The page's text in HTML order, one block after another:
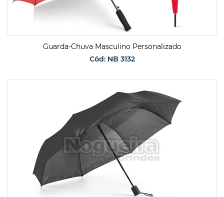
Guarda-Chuva Masculino Personalizado
Cód: NB 3132
SOLICITAR ORÇAMENTO